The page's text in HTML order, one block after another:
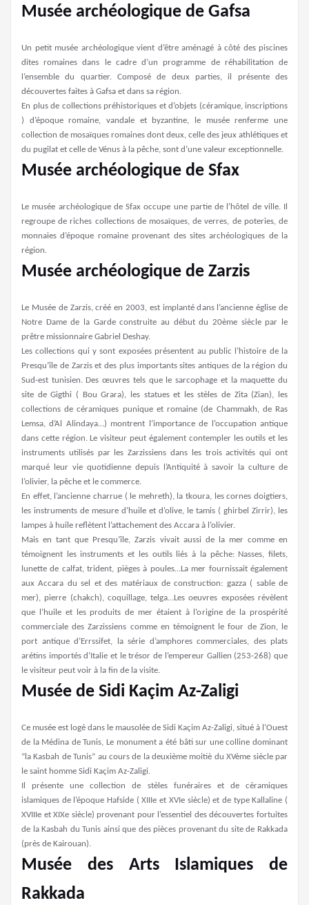
Musée archéologique de Gafsa
Un petit musée archéologique vient d’être aménagé à côté des piscines
dites romaines dans le cadre d’un programme de réhabilitation de
l’ensemble du quartier. Composé de deux parties, il présente des
découvertes faites à Gafsa et dans sa région.
En plus de collections préhistoriques et d’objets (céramique, inscriptions
) d’époque romaine, vandale et byzantine, le musée renferme une
collection de mosaïques romaines dont deux, celle des jeux athlétiques et
du pugilat et celle de Vénus à la pêche, sont d’une valeur exceptionnelle.
Musée archéologique de Sfax
Le musée archéologique de Sfax occupe une partie de l’hôtel de ville. Il
regroupe de riches collections de mosaïques, de verres, de poteries, de
monnaies d’époque romaine provenant des sites archéologiques de la
région.
Musée archéologique de Zarzis
Le Musée de Zarzis, créé en 2003, est implanté dans l’ancienne église de
Notre Dame de la Garde construite au début du 20ème siècle par le
prêtre missionnaire Gabriel Deshay.
Les collections qui y sont exposées présentent au public l’histoire de la
Presqu’île de Zarzis et des plus importants sites antiques de la région du
Sud-est tunisien. Des œuvres tels que le sarcophage et la maquette du
site de Gigthi ( Bou Grara), les statues et les stèles de Zita (Zian), les
collections de céramiques punique et romaine (de Chammakh, de Ras
Lemsa, d’Al Alindaya…) montrent l’importance de l’occupation antique
dans cette région. Le visiteur peut également contempler les outils et les
instruments utilisés par les Zarzissiens dans les trois activités qui ont
marqué leur vie quotidienne depuis l’Antiquité à savoir la culture de
l’olivier, la pêche et le commerce.
En effet, l’ancienne charrue ( le mehreth), la tkoura, les cornes doigtiers,
les instruments de mesure d’huile et d’olive, le tamis ( ghirbel Zirrir), les
lampes à huile reflètent l’attachement des Accara à l’olivier.
Mais en tant que Presqu’île, Zarzis vivait aussi de la mer comme en
témoignent les instruments et les outils liés à la pêche: Nasses, filets,
lunette de calfat, trident, pièges à poules…La mer fournissait également
aux Accara du sel et des matériaux de construction: gazza ( sable de
mer), pierre (chakch), coquillage, telga…Les oeuvres exposées révèlent
que l’huile et les produits de mer étaient à l’origine de la prospérité
commerciale des Zarzissiens comme en témoignent le four de Zion, le
port antique d’Errssifet, la série d’amphores commerciales, des plats
arétins importés d’Italie et le trésor de l’empereur Gallien (253-268) que
le visiteur peut voir à la fin de la visite.
Musée de Sidi Kaçim Az-Zaligi
Ce musée est logé dans le mausolée de Sidi Kaçim Az-Zaligi, situé à l’Ouest
de la Médina de Tunis, Le monument a été bâti sur une colline dominant
“la Kasbah de Tunis” au cours de la deuxième moitiè du XVème siècle par
le saint homme Sidi Kaçim Az-Zaligi.
Il présente une collection de stèles funéraires et de céramiques
islamiques de l’époque Hafside ( XIIIe et XVIe siècle) et de type Kallaline (
XVIIIe et XIXe siècle) provenant pour l’essentiel des découvertes fortuites
de la Kasbah du Tunis ainsi que des pièces provenant du site de Rakkada
(près de Kairouan).
Musée des Arts Islamiques de
Rakkada